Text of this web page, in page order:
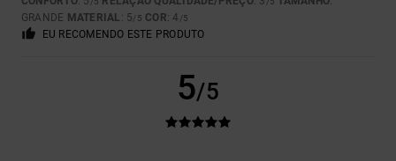
GRANDE MATERIAL : 5/5 COR: 4 /5
EU RECOMENDO ESTE PRODUTO
5/5